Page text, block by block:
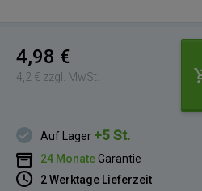
4,98 €
4,2 € zzgl. MwSt.
Auf Lager +5 St.
24 MonateGarantie
2 Werktage Lieferzeit